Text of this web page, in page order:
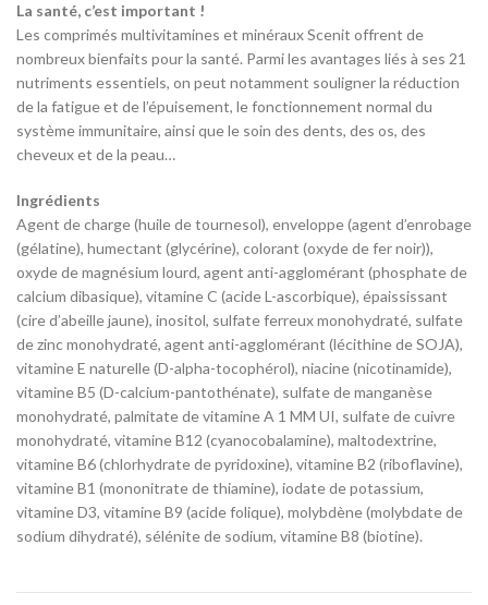
La santé, c’est important !
Les comprimés multivitamines et minéraux Scenit offrent de
nombreux bienfaits pour la santé. Parmi les avantages liés à ses 21
nutriments essentiels, on peut notamment souligner la réduction
de la fatigue et de l’épuisement, le fonctionnement normal du
système immunitaire, ainsi que le soin des dents, des os, des
cheveux et de la peau…
Ingrédients
Agent de charge (huile de tournesol), enveloppe (agent d’enrobage
(gélatine), humectant (glycérine), colorant (oxyde de fer noir)),
oxyde de magnésium lourd, agent anti-agglomérant (phosphate de
calcium dibasique), vitamine C (acide L-ascorbique), épaississant
(cire d’abeille jaune), inositol, sulfate ferreux monohydraté, sulfate
de zinc monohydraté, agent anti-agglomérant (lécithine de SOJA),
vitamine E naturelle (D-alpha-tocophérol), niacine (nicotinamide),
vitamine B5 (D-calcium-pantothénate), sulfate de manganèse
monohydraté, palmitate de vitamine A 1 MM UI, sulfate de cuivre
monohydraté, vitamine B12 (cyanocobalamine), maltodextrine,
vitamine B6 (chlorhydrate de pyridoxine), vitamine B2 (riboflavine),
vitamine B1 (mononitrate de thiamine), iodate de potassium,
vitamine D3, vitamine B9 (acide folique), molybdène (molybdate de
sodium dihydraté), sélénite de sodium, vitamine B8 (biotine).